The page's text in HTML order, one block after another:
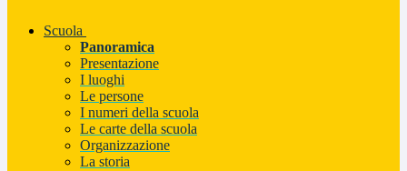
Scuola
Panoramica
Presentazione
I luoghi
Le persone
I numeri della scuola
Le carte della scuola
Organizzazione
La storia